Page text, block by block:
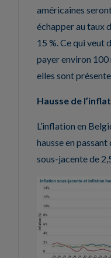
américaines
échapper au taux
15 %. Ce qui veut
payer environ 100
elles sont
Hausse de
L’inflation en
hausse en
sous-jacente de